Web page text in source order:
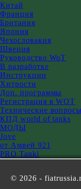
Китай
Франция
Британия
Япония
Чехословакия
Швеция
Руководство WoT
В разработке
Инструкции
Хитрости
Доп. программы
Регистрация в WOT
Технические вопросы
КПД world of tanks
МОДЫ
Jove
от Амвей 921
PRO Tanki
© 2026 -